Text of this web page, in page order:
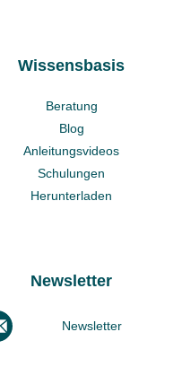
Wissensbasis
Beratung
Blog
Anleitungsvideos
Schulungen
Herunterladen
Newsletter
Newsletter